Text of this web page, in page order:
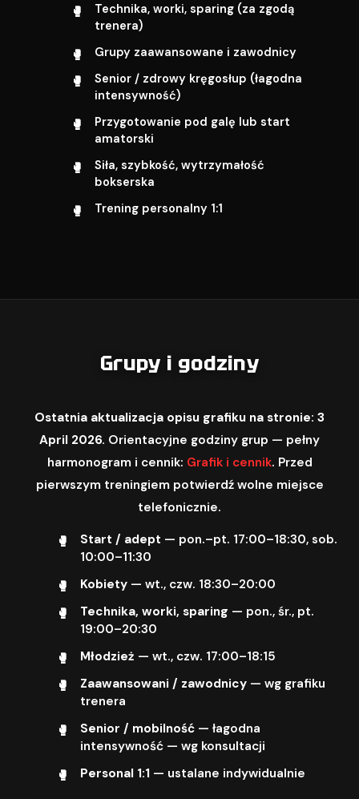
Technika, worki, sparing (za zgodą
trenera)
Grupy zaawansowane i zawodnicy
Senior / zdrowy kręgosłup (łagodna
intensywność)
Przygotowanie pod galę lub start
amatorski
Siła, szybkość, wytrzymałość
bokserska
Trening personalny 1:1
Grupy i godziny
Ostatnia aktualizacja opisu grafiku na stronie: 3
April 2026. Orientacyjne godziny grup — pełny
harmonogram i cennik: Grafik i cennik. Przed
pierwszym treningiem potwierdź wolne miejsce
telefonicznie.
Start / adept — pon.–pt. 17:00–18:30, sob.
10:00–11:30
Kobiety— wt., czw. 18:30–20:00
Technika, worki, sparing — pon., śr., pt.
19:00–20:30
Młodzież — wt., czw. 17:00–18:15
Zaawansowani / zawodnicy— wg grafiku
trenera
Senior / mobilność— łagodna
intensywność — wg konsultacji
Personal 1:1 — ustalane indywidualnie